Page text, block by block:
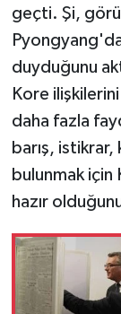
geçti. Şi,
duyduğunu
Kore
daha fazla
barış, istikrar,
bulunmak için
hazır